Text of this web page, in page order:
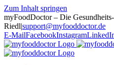
Zum Inhalt springen
myFoodDoctor – Die
Riedl|support@myfooddoctor.de
E-MailFacebookInstagram